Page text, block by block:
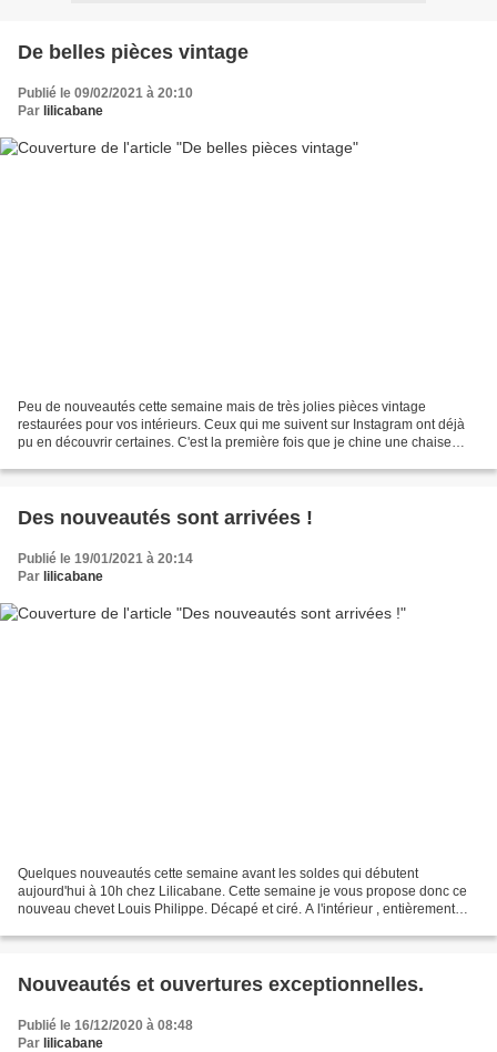
De belles pièces vintage
Publié le 09/02/2021 à 20:10
Par lilicabane
Peu de nouveautés cette semaine mais de très jolies pièces vintage
restaurées pour vos intérieurs. Ceux qui me suivent sur Instagram ont déjà
pu en découvrir certaines. C'est la première fois que je chine une chaise
Des nouveautés sont arrivées !
Publié le 19/01/2021 à 20:14
Par lilicabane
Quelques nouveautés cette semaine avant les soldes qui débutent
aujourd'hui à 10h chez Lilicabane. Cette semaine je vous propose donc ce
nouveau chevet Louis Philippe. Décapé et ciré. A l'intérieur , entièrement
Nouveautés et ouvertures exceptionnelles.
Publié le 16/12/2020 à 08:48
Par lilicabane